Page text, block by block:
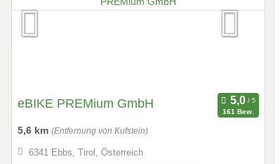
eBIKE PREMium GmbH
161 Bew.
5,6 km (Entfernung von Kufstein)
6341 Ebbs, Tirol, Österreich